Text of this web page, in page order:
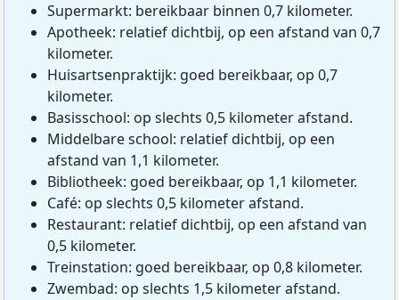
Supermarkt: bereikbaar binnen 0,7 kilometer.
Apotheek: relatief dichtbij, op een afstand van 0,7
kilometer.
Huisartsenpraktijk: goed bereikbaar, op 0,7
kilometer.
Basisschool: op slechts 0,5 kilometer afstand.
Middelbare school: relatief dichtbij, op een
afstand van 1,1 kilometer.
Bibliotheek: goed bereikbaar, op 1,1 kilometer.
Café: op slechts 0,5 kilometer afstand.
Restaurant: relatief dichtbij, op een afstand van
0,5 kilometer.
Treinstation: goed bereikbaar, op 0,8 kilometer.
Zwembad: op slechts 1,5 kilometer afstand.